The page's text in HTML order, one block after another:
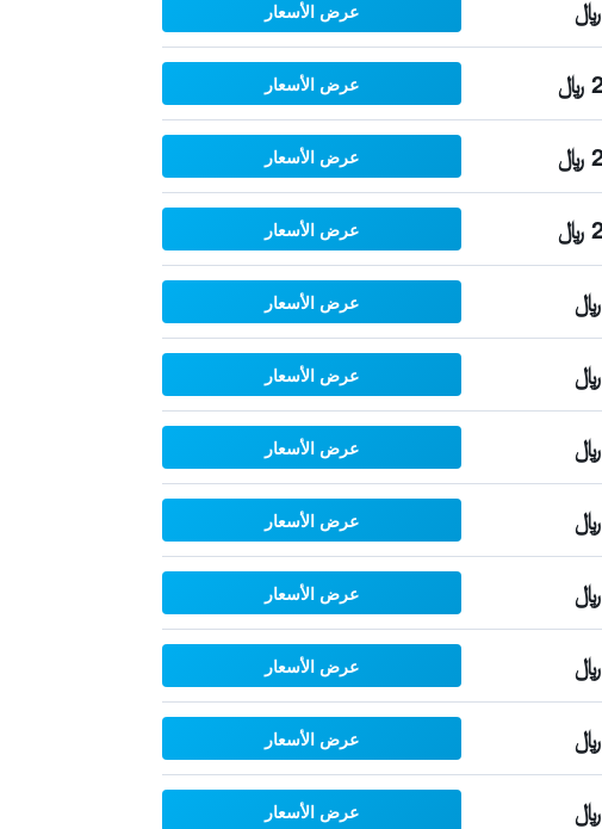
عرض الأسعار
عرض الأسعار
عرض الأسعار
عرض الأسعار
عرض الأسعار
عرض الأسعار
عرض الأسعار
عرض الأسعار
عرض الأسعار
عرض الأسعار
عرض الأسعار
عرض الأسعار